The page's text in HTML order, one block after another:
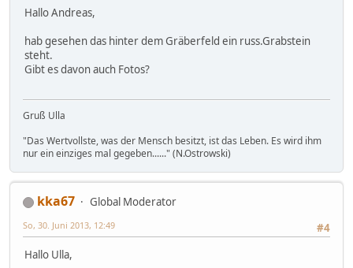
Hallo Andreas,
hab gesehen das hinter dem Gräberfeld ein russ.Grabstein
steht.
Gibt es davon auch Fotos?
Gruß Ulla
"Das Wertvollste, was der Mensch besitzt, ist das Leben. Es wird ihm
nur ein einziges mal gegeben......" (N.Ostrowski)
kka67
Global Moderator
#4
So, 30. Juni 2013, 12:49
Hallo Ulla,